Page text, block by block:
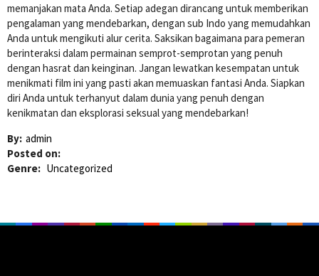
memanjakan mata Anda. Setiap adegan dirancang untuk memberikan
pengalaman yang mendebarkan, dengan sub Indo yang memudahkan
Anda untuk mengikuti alur cerita. Saksikan bagaimana para pemeran
berinteraksi dalam permainan semprot-semprotan yang penuh
dengan hasrat dan keinginan. Jangan lewatkan kesempatan untuk
menikmati film ini yang pasti akan memuaskan fantasi Anda. Siapkan
diri Anda untuk terhanyut dalam dunia yang penuh dengan
kenikmatan dan eksplorasi seksual yang mendebarkan!
By: admin
Posted on:
Genre: Uncategorized